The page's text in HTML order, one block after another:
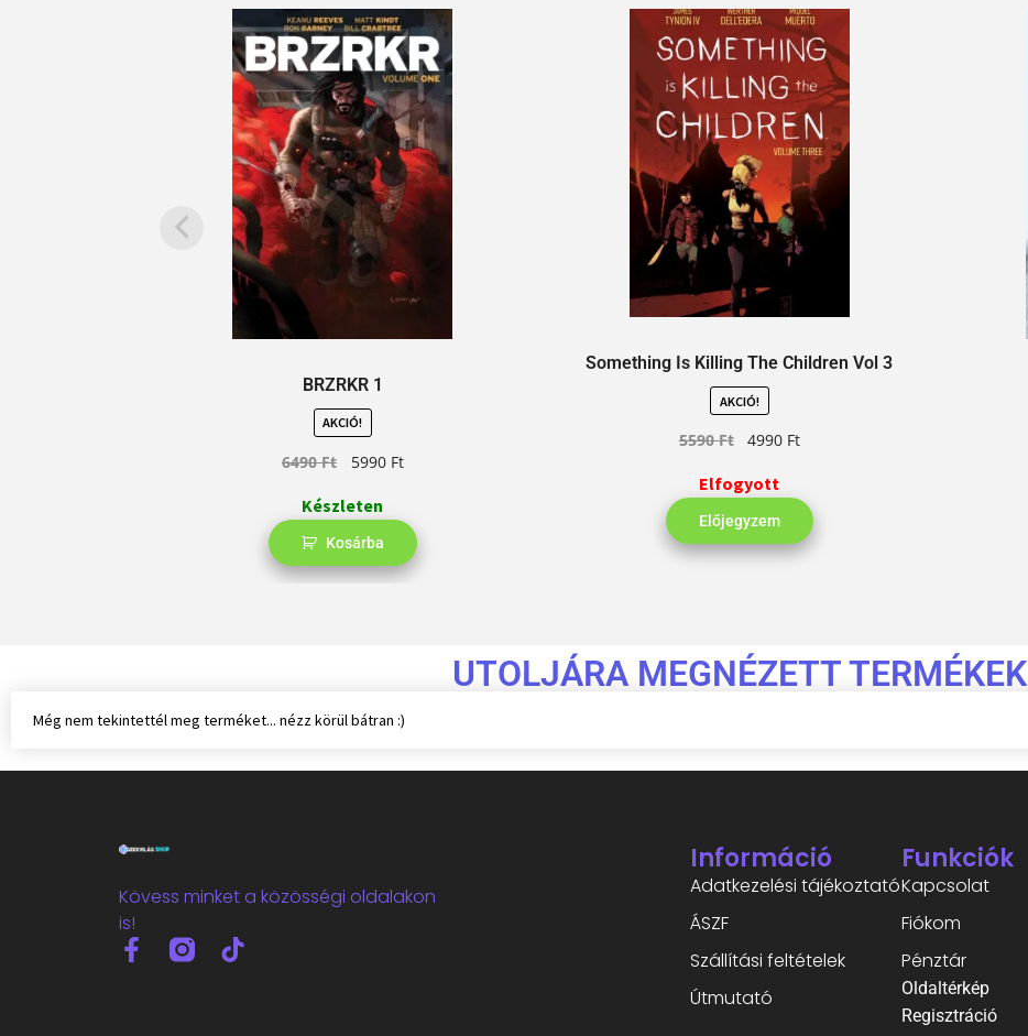
BRZRKR 1
AKCIÓ!
6490Ft 5990 Ft
Készleten
Kosárba
Something Is Killing The Children Vol 3
AKCIÓ!
5590Ft 4990 Ft
Elfogyott
Előjegyzem
UTOLJÁRA MEGNÉZETT TERMÉKEK
Még nem tekintettél meg terméket... nézz körül bátran :)
Kövess minket a közösségi oldalakon
is!
Információ
Adatkezelési tájékoztató
ÁSZF
Szállítási feltételek
Útmutató
Funkciók
Kapcsolat
Fiókom
Pénztár
Oldaltérkép
Regisztráció